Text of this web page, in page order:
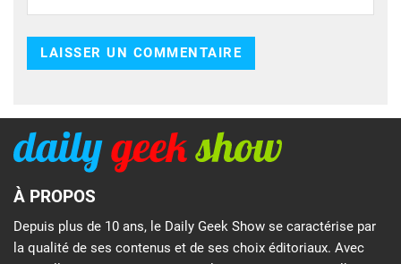
À PROPOS
Depuis plus de 10 ans, le Daily Geek Show se caractérise par
la qualité de ses contenus et de ses choix éditoriaux. Avec